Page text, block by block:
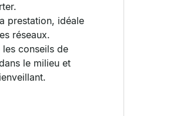
prestation, idéale
réseaux.
les conseils de
le milieu et